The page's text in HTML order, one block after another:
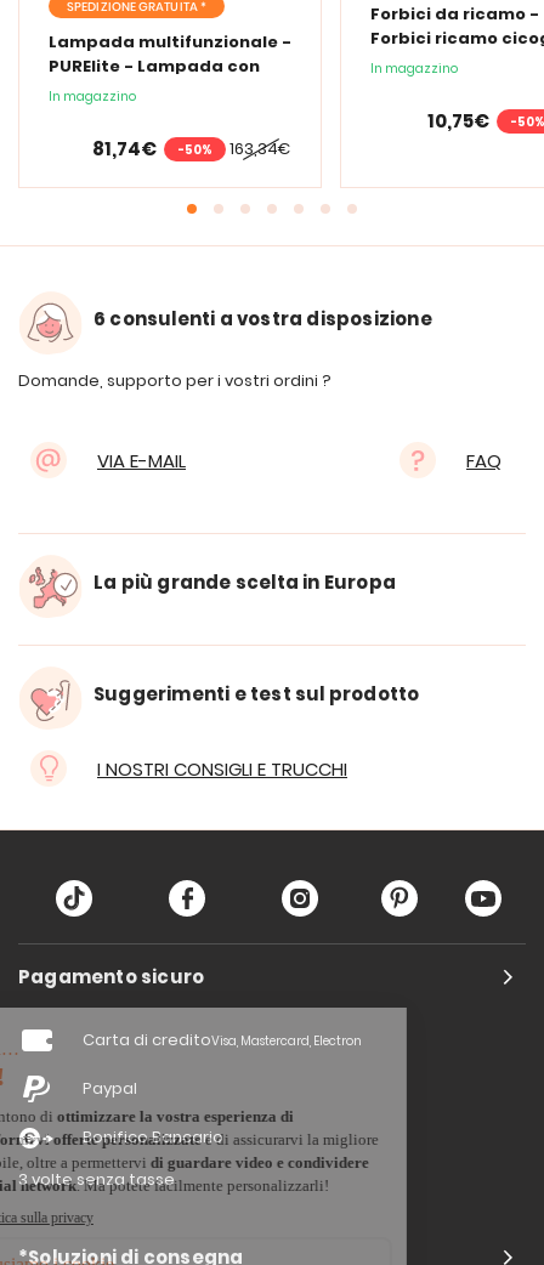
SPEDIZIONE GRATUITA *
Lampada multifunzionale -
PURElite - Lampada con
lente d'ingrandimento
In magazzino
163,34€
81,74€ -50%
Forbici da ricamo -
Forbici ricamo
In magazzino
10,75€ -50%
6 consulenti a vostra disposizione
Domande, supporto per i vostri ordini ?
VIA E-MAIL FAQ
La più grande scelta in Europa
Suggerimenti e test sul prodotto
I NOSTRI CONSIGLI E TRUCCHI
Pagamento sicuro
Carta di creditoVisa, Mastercard, Electron
Paypal
Bonifico Bancario
3 volte senza tasse
*Soluzioni di consegna